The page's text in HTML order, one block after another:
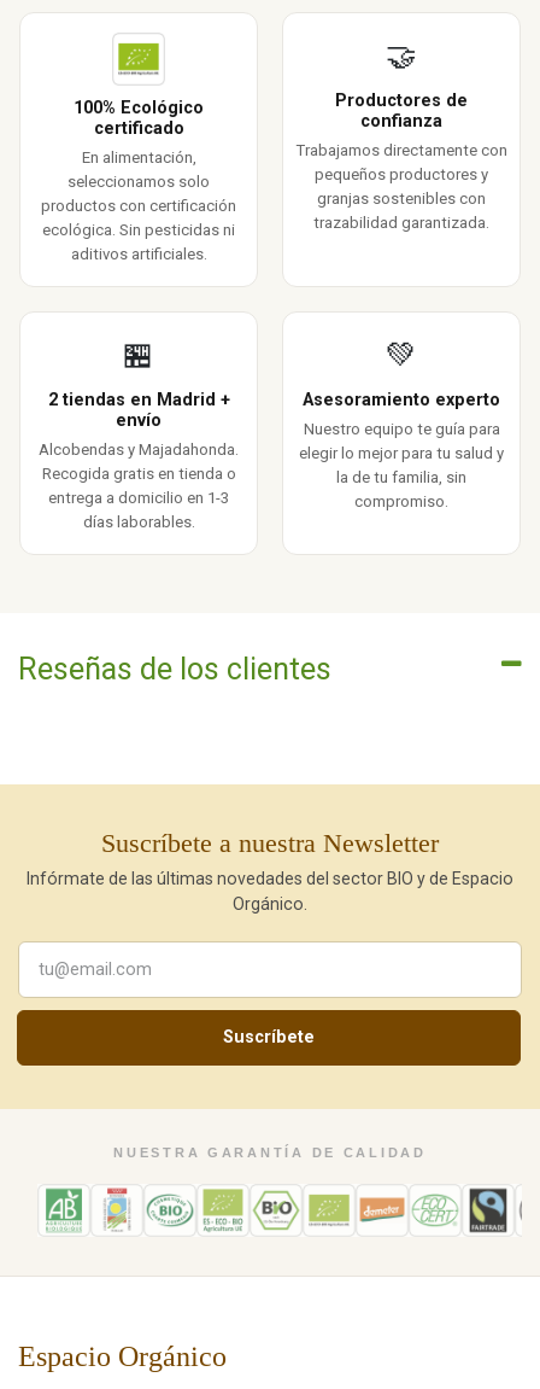
100% Ecológico
certificado
En alimentación,
seleccionamos solo
productos con certificación
ecológica. Sin pesticidas ni
aditivos artificiales.
🤝
Productores de
confianza
Trabajamos directamente con
pequeños productores y
granjas sostenibles con
trazabilidad garantizada.
🏪
2 tiendas en Madrid +
envío
Alcobendas y Majadahonda.
Recogida gratis en tienda o
entrega a domicilio en 1-3
días laborables.
💚
Asesoramiento experto
Nuestro equipo te guía para
elegir lo mejor para tu salud y
la de tu familia, sin
compromiso.
Reseñas de los clientes
Suscríbete a nuestra Newsletter
Infórmate de las últimas novedades del sector BIO y de Espacio
Orgánico.
Suscríbete
NUESTRA GARANTÍA DE CALIDAD
Espacio Orgánico